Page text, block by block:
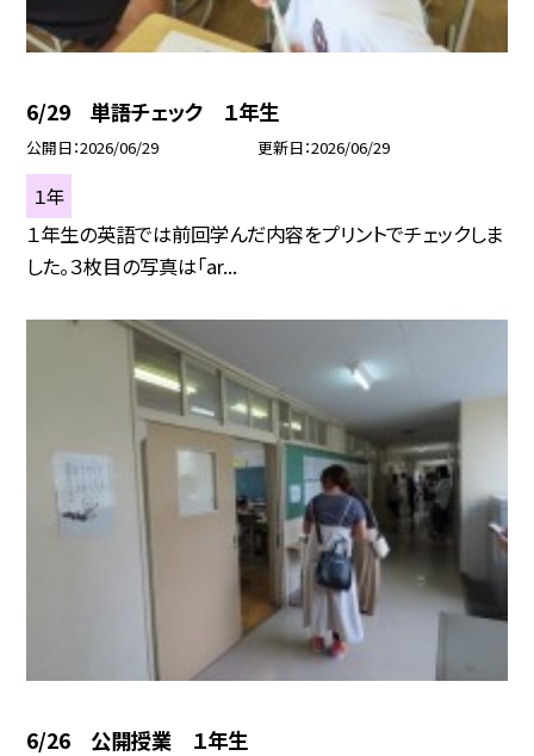
6/29 単語チェック １年生
公開日 2026/06/29 更新日 2026/06/29
１年
１年生の英語では前回学んだ内容をプリントでチェックしま
した。３枚目の写真は「ar...
6/26 公開授業 １年生